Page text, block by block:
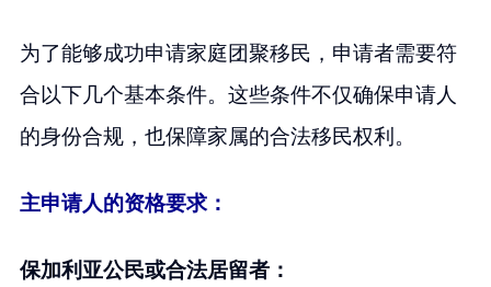
为了能够成功申请家庭团聚移民，申请者需要符
合以下几个基本条件。这些条件不仅确保申请人
的身份合规，也保障家属的合法移民权利。
主申请人的资格要求：
保加利亚公民或合法居留者：